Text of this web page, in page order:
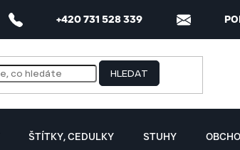
+420 731 528 339
HLEDAT
ŠTÍTKY, CEDULKY STUHY